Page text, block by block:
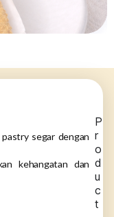
segar dengan
kehangatan dan
P
r
o
d
u
c
t